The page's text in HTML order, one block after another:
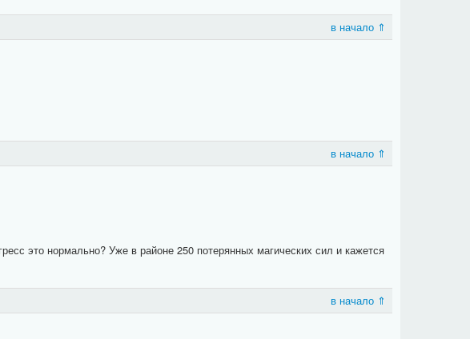
в начало ⇑
в начало ⇑
это нормально? Уже в районе 250 потерянных магических сил и кажется
в начало ⇑